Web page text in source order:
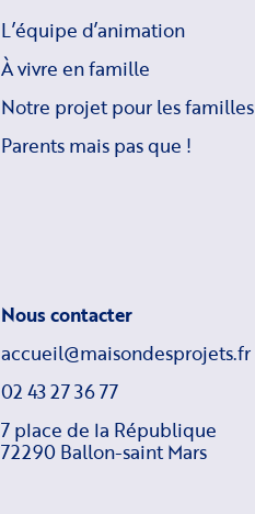
L’équipe d’animation
À vivre en famille
Notre projet pour les familles
Parents mais pas que !
Nous contacter
accueil@maisondesprojets.fr
02 43 27 36 77
7 place de la République
72290 Ballon-saint Mars